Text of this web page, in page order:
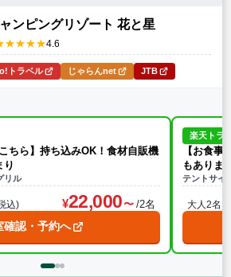
ンピングリゾート 花と星
4.6
トラベル じゃらんnet JTB
ちら】持ち込みOK！食材自販機
り
リル
込) 22,000 /2名
確認・予約へ
楽天トラ
【お食
もありま
テントサ
大人2名